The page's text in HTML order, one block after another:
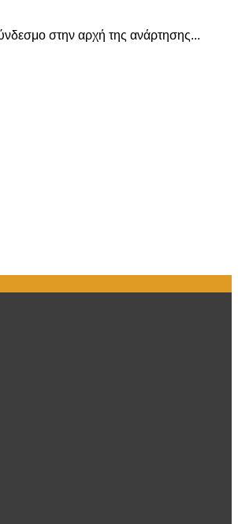
στην αρχή της ανάρτησης...